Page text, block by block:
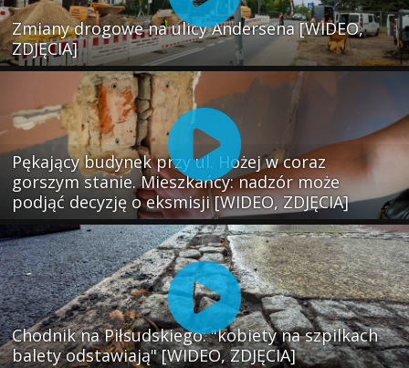
Zmiany drogowe na ulicy Andersena [WIDEO,
ZDJĘCIA]
Pękający budynek przy ul. Hożej w coraz
gorszym stanie. Mieszkańcy: nadzór może
podjąć decyzję o eksmisji [WIDEO, ZDJĘCIA]
Chodnik na Piłsudskiego: "kobiety na szpilkach
balety odstawiają" [WIDEO, ZDJĘCIA]